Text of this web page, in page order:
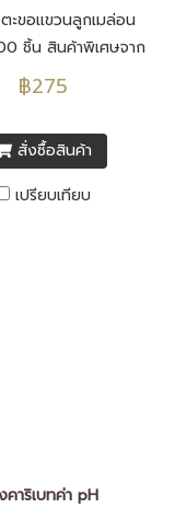
ะขอแขวนลูกเมล่อน
ชิ้น สินค้าพิเศษจาก
Rukkla.com
฿275
สั่งซื้อสินค้า
เปรียบเทียบ
คาริเบทค่า pH